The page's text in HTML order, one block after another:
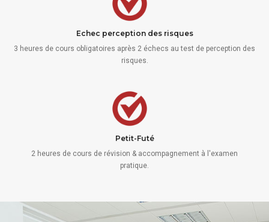
Echec perception des risques
3 heures de cours obligatoires après 2 échecs au test de perception des
risques.
Petit-Futé
2 heures de cours de révision & accompagnement à l'examen
pratique.